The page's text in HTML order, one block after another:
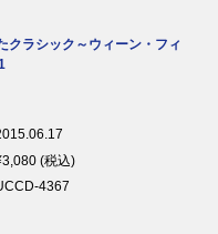
クラシック～ウィーン・フィ
(税込)
4367